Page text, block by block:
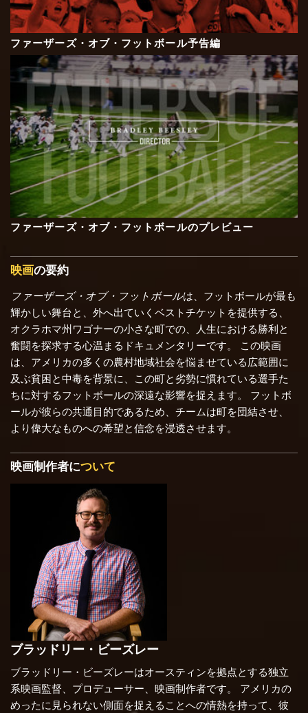
ファーザーズ・オブ・フットボール予告編
ファーザーズ・オブ・フットボールのプレビュー
映画の要約
ファーザーズ・オブ・フットボールは、フットボールが最も
輝かしい舞台と、外へ出ていくベストチケットを提供する、
オクラホマ州ワゴナーの小さな町での、人生における勝利と
奮闘を探求する心温まるドキュメンタリーです。 この映画
は、アメリカの多くの農村地域社会を悩ませている広範囲に
及ぶ貧困と中毒を背景に、この町と劣勢に慣れている選手た
ちに対するフットボールの深遠な影響を捉えます。 フットボ
ールが彼らの共通目的であるため、チームは町を団結させ、
より偉大なものへの希望と信念を浸透させます。
映画制作者について
ブラッドリー・ビーズレー
ブラッドリー・ビーズレーはオースティンを拠点とする独立
系映画監督、プロデューサー、映画制作者です。 アメリカの
めったに見られない側面を捉えることへの情熱を持って、彼